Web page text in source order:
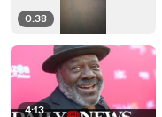
0:38
4:13